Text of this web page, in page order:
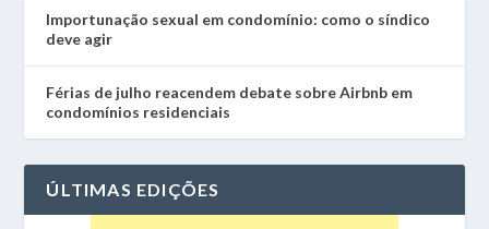
Importunação sexual em condomínio: como o síndico
deve agir
Férias de julho reacendem debate sobre Airbnb em
condomínios residenciais
ÚLTIMAS EDIÇÕES